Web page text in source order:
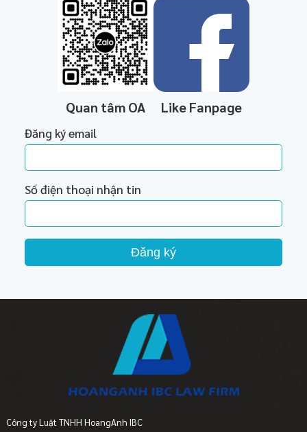
Quan tâm OA Like Fanpage
Đăng ký email
Số điện thoại nhận tin
Đăng ký
Công ty Luật TNHH HoangAnh IBC